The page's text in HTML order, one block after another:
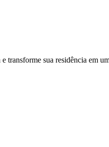
transforme sua residência em